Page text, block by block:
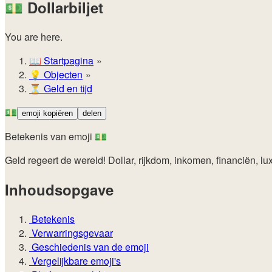
💵 Dollarbiljet
You are here.
📖 Startpagina
💡️ Objecten
⏳ Geld en tijd
💵 emoji kopiëren delen
Betekenis van emoji 💵
Geld regeert de wereld! Dollar, rijkdom, inkomen, financiën,
Inhoudsopgave
Betekenis
Verwarringsgevaar
Geschiedenis van de emoji
Vergelijkbare emoji's